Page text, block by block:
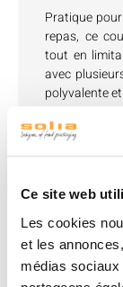
Ce site web
Les cookies
et les
médias
Pratique
repas, ce
tout en
avec
polyvalente
Produits